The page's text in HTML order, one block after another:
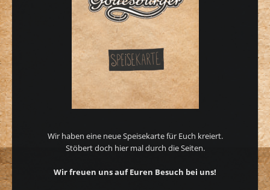
Wir haben eine neue Speisekarte für Euch kreiert.
Stöbert doch hier mal durch die Seiten.
Wir freuen uns auf Euren Besuch bei uns!